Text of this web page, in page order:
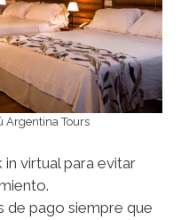
Argentina Tours
virtual para evitar
de pago siempre que